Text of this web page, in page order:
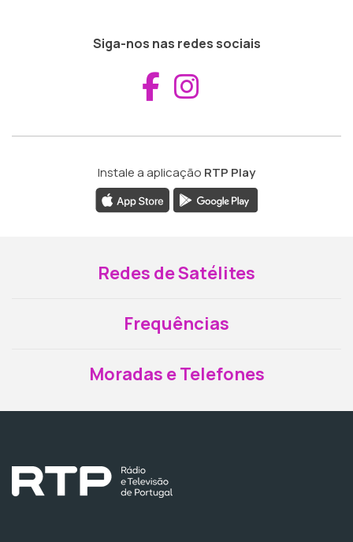
Siga-nos nas redes sociais
Aceder ao
Instale a aplicação RTP Play
Redes de Satélites
Frequências
Moradas e Telefones